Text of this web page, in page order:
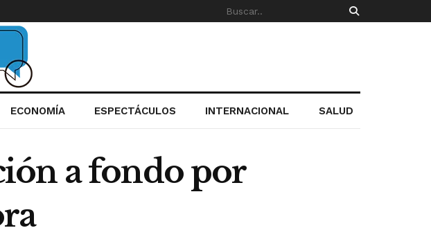
ECONOMÍA ESPECTÁCULOS INTERNACIONAL SALUD
a fondo por